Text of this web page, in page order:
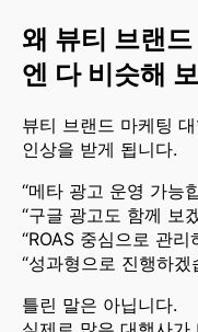
왜 뷰티 브랜
엔 다 비슷해
뷰티 브랜드 마케팅
인상을 받게 됩니다.
“메타 광고 운영 가능
“구글 광고도 함께 보
“ROAS 중심으로 관리
“성과형으로 진행하겠
틀린 말은 아닙니다.